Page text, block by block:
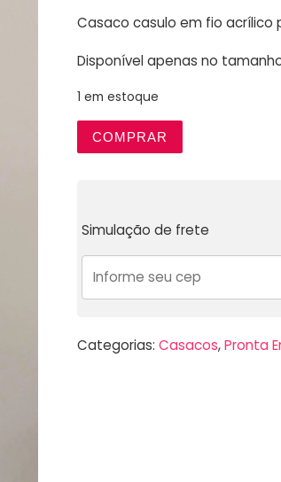
Casaco casulo em fio acrílico
Disponível apenas no
1 em estoque
COMPRAR
Simulação de frete
Categorias:Casacos,Pronta